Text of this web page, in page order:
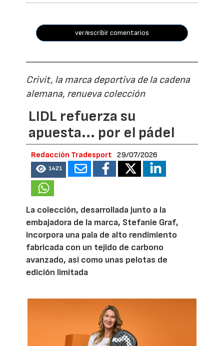
ver/escribir comentarios
Crivit, la marca deportiva de la cadena
alemana, renueva colección
LIDL refuerza su
apuesta... por el pádel
Redacción Tradesport 29/07/2026
1421
La colección, desarrollada junto a la
embajadora de la marca, Stefanie Graf,
incorpora una pala de alto rendimiento
fabricada con un tejido de carbono
avanzado, así como unas pelotas de
edición limitada